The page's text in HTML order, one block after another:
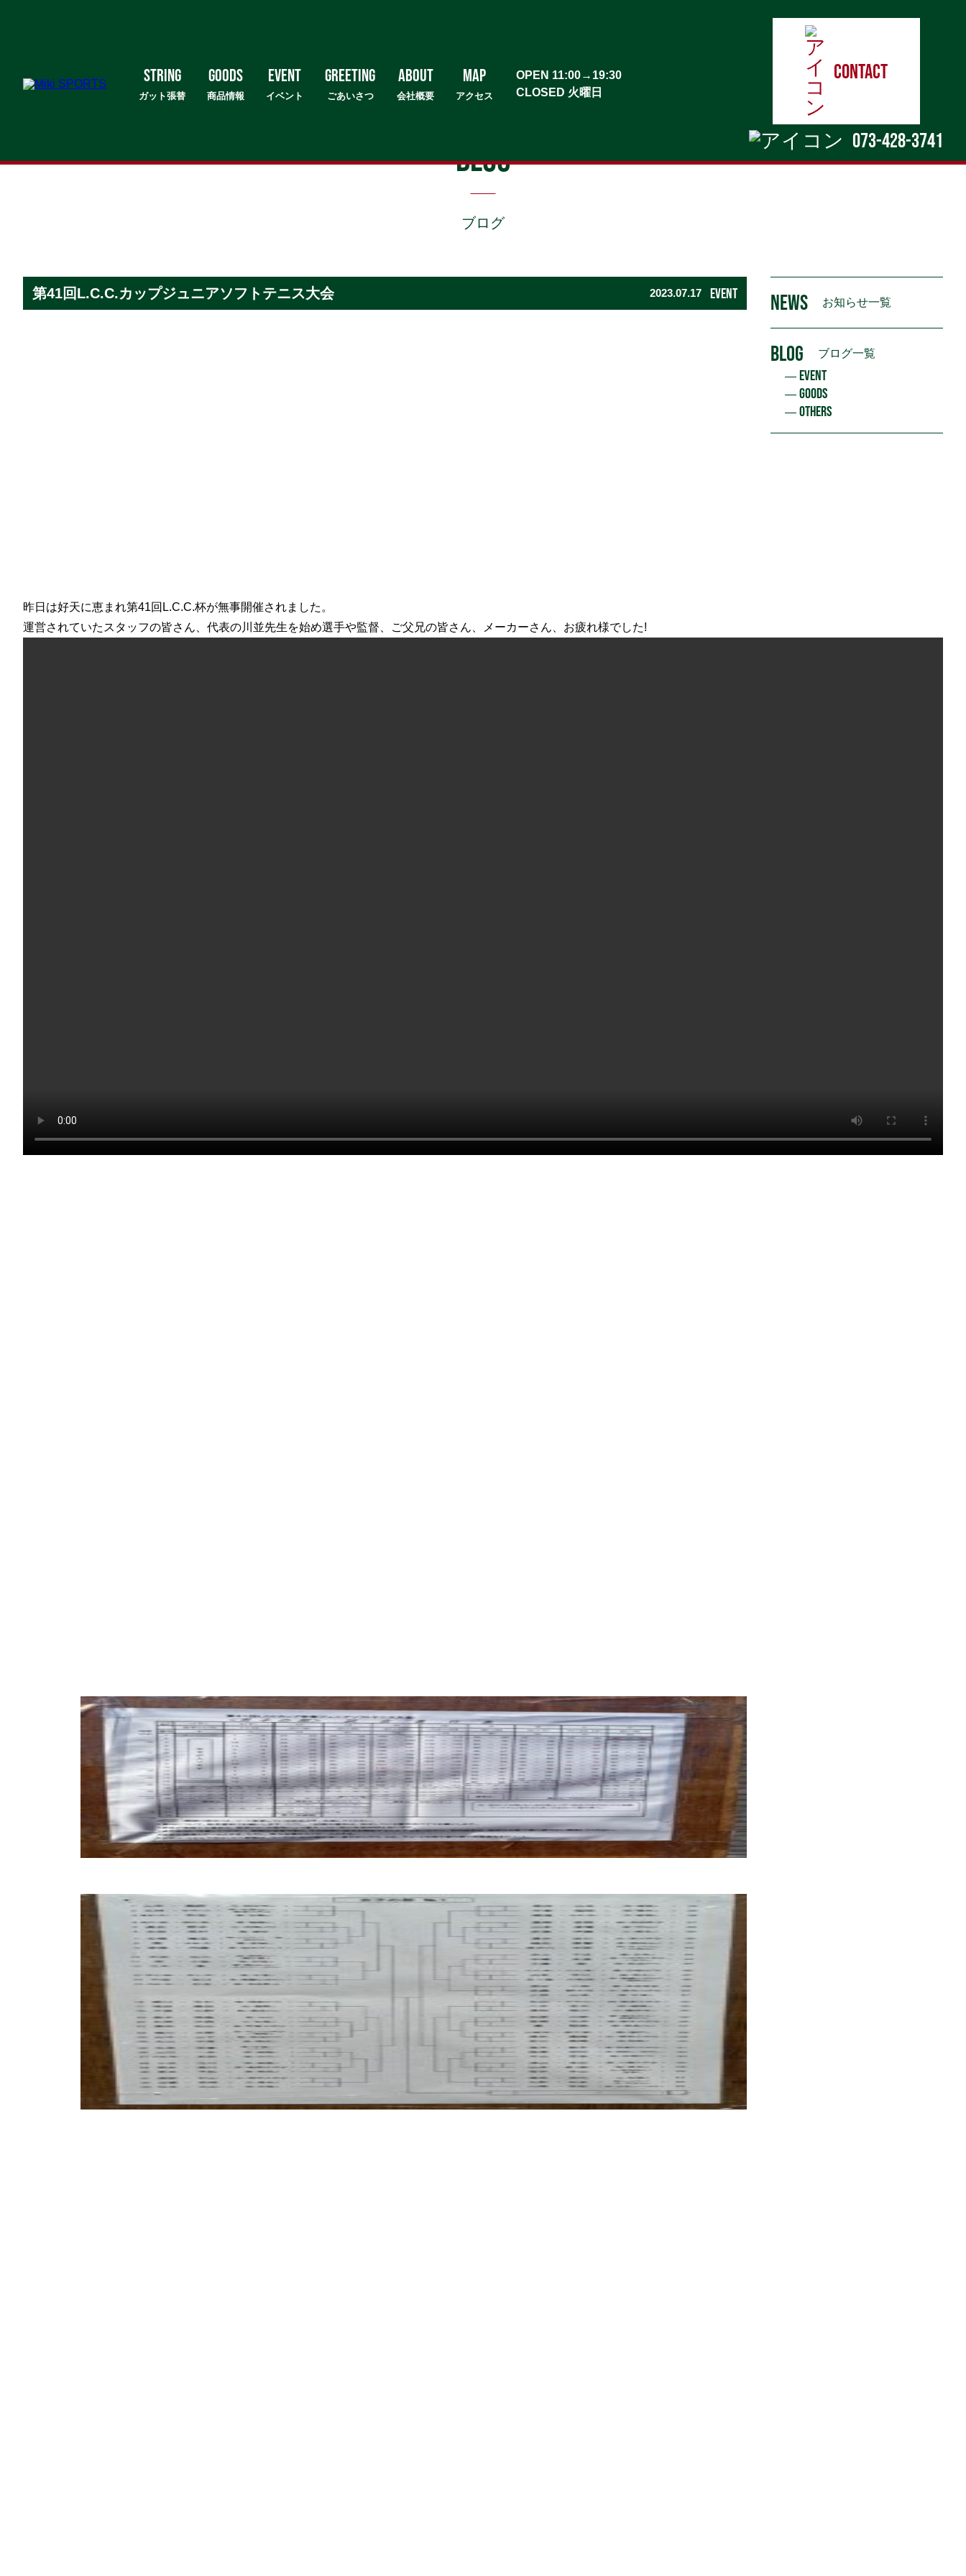
STRING
ガット張替
GOODS
商品情報
EVENT
イベント
GREETING
ごあいさつ
about
会社概要
MAP
アクセス
OPEN 11:00→19:30
CLOSED 火曜日
contact
073-428-3741
BLOG
ブログ
第41回L.C.C.カップジュニアソフトテニス大会 2023.07.17 EVENT
昨日は好天に恵まれ第41回L.C.C.杯が無事開催されました。
運営されていたスタッフの皆さん、代表の川並先生を始め選手や監督、ご父兄の皆さん、メーカーさん、お疲れ様でした!
NEWS お知らせ一覧
BLOG ブログ一覧
EVENT
GOODS
OTHERS